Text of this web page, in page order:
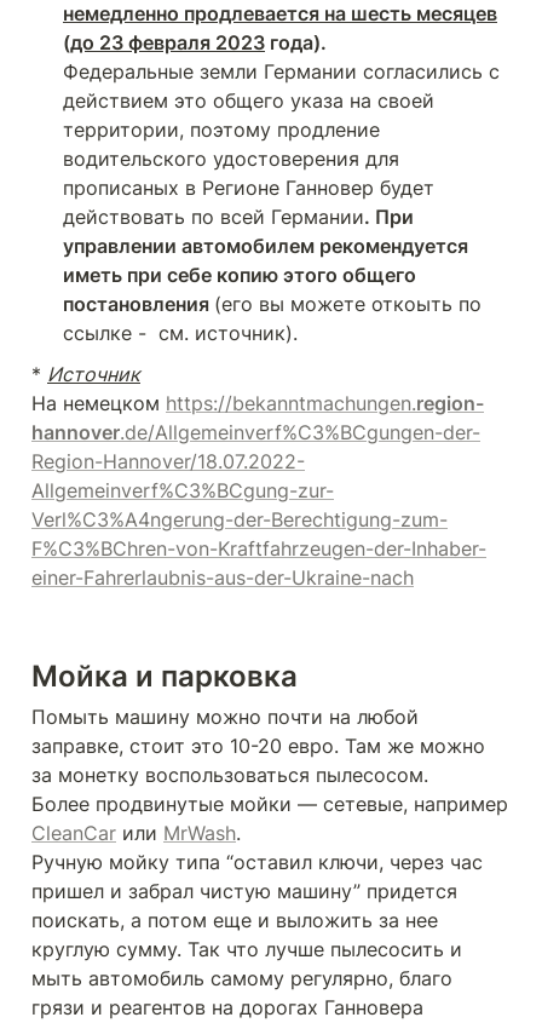
немедленно продлевается на шесть месяцев
(до 23 февраля 2023
Федеральные земли Германии согласились с
действием это общего указа на своей
территории, поэтому продление
водительского удостоверения для
прописаных в Регионе Ганновер будет
действовать по всей Германии. При
управлении автомобилем рекомендуется
иметь при себе копию этого общего
постановления (его вы можете откоыть по
ссылке -  см. источник).
* Источник
На немецком https://bekanntmachungen.region-
hannover.de/Allgemeinverf%C3%BCgungen-der-
Region-Hannover/18.07.2022-
Allgemeinverf%C3%BCgung-zur-
Verl%C3%A4ngerung-der-Berechtigung-zum-
F%C3%BChren-von-Kraftfahrzeugen-der-Inhaber-
einer-Fahrerlaubnis-aus-der-Ukraine-nach
Мойка и парковка
Помыть машину можно почти на любой
заправке, стоит это 10-20 евро. Там же можно
за монетку воспользоваться пылесосом.
CleanCar или MrWash.
Ручную мойку типа “оставил ключи, через час
пришел и забрал чистую машину” придется
поискать, а потом еще и выложить за нее
круглую сумму. Так что лучше пылесосить и
мыть автомобиль самому регулярно, благо
грязи и реагентов на дорогах Ганновера